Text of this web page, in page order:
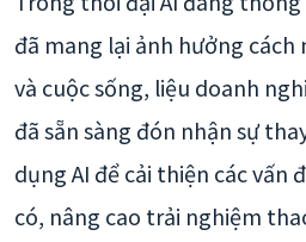
đã mang lại ảnh hưởng cách
và cuộc sống, liệu doanh
đã sẵn sàng đón nhận sự
dụng AI để cải thiện các vấn
có, nâng cao trải nghiệm